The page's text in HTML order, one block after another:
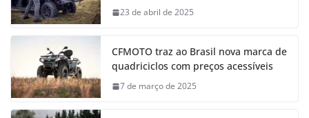
23 de abril de 2025
CFMOTO traz ao Brasil nova marca de
quadriciclos com preços acessíveis
7 de março de 2025